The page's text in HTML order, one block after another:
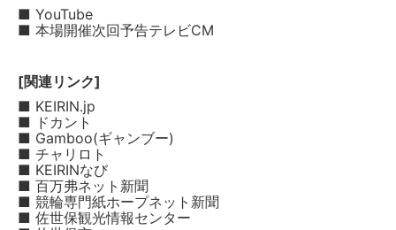
■ YouTube
■ 本場開催次回予告テレビCM
[関連リンク]
■ KEIRIN.jp
■ ドカント
■ Gamboo(ギャンブー)
■ チャリロト
■ KEIRINなび
■ 百万弗ネット新聞
■ 競輪専門紙ホープネット新聞
■ 佐世保観光情報センター